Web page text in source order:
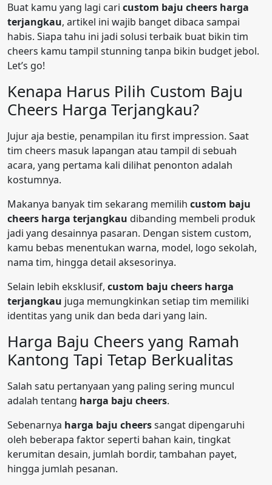
Buat kamu yang lagi cari custom baju cheers harga
terjangkau, artikel ini wajib banget dibaca sampai
habis. Siapa tahu ini jadi solusi terbaik buat bikin tim
cheers kamu tampil stunning tanpa bikin budget jebol.
Let’s go!
Kenapa Harus Pilih Custom Baju
Cheers Harga Terjangkau?
Jujur aja bestie, penampilan itu first impression. Saat
tim cheers masuk lapangan atau tampil di sebuah
acara, yang pertama kali dilihat penonton adalah
kostumnya.
Makanya banyak tim sekarang memilih custom baju
cheers harga terjangkau dibanding membeli produk
jadi yang desainnya pasaran. Dengan sistem custom,
kamu bebas menentukan warna, model, logo sekolah,
nama tim, hingga detail aksesorinya.
Selain lebih eksklusif, custom baju cheers harga
terjangkau juga memungkinkan setiap tim memiliki
identitas yang unik dan beda dari yang lain.
Harga Baju Cheers yang Ramah
Kantong Tapi Tetap Berkualitas
Salah satu pertanyaan yang paling sering muncul
adalah tentang harga baju cheers.
Sebenarnya harga baju cheerssangat dipengaruhi
oleh beberapa faktor seperti bahan kain, tingkat
kerumitan desain, jumlah bordir, tambahan payet,
hingga jumlah pesanan.